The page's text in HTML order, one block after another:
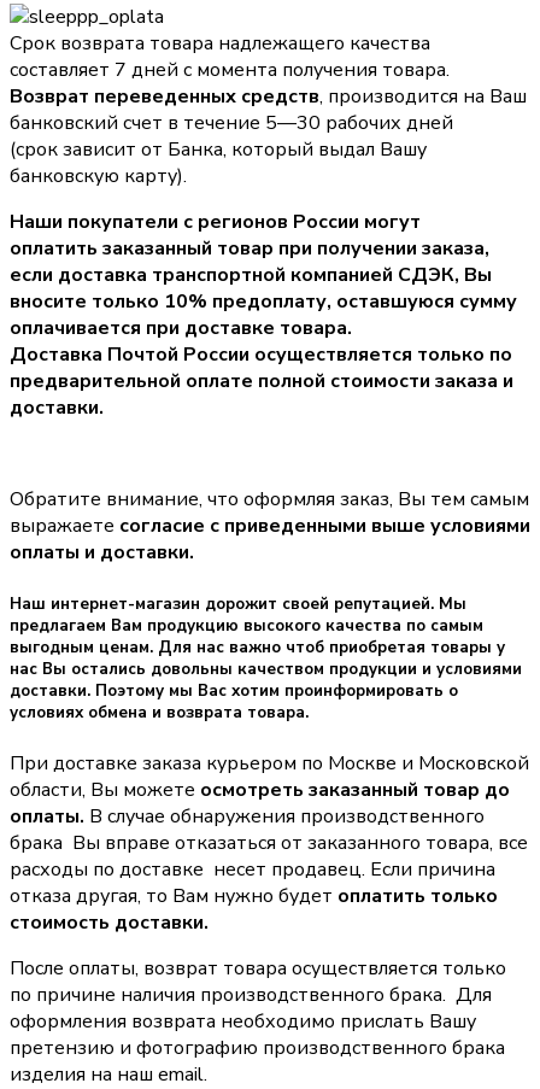
Срок возврата товара надлежащего качества
составляет 7 дней с момента получения товара.
Возврат переведенных средств, производится на Ваш
банковский счет в течение 5—30 рабочих дней
(срок зависит от Банка, который выдал Вашу
банковскую карту).
Наши покупатели с регионов России могут
оплатить заказанный товар при получении заказа,
если доставка транспортной компанией СДЭК, Вы
вносите только 10% предоплату, оставшуюся сумму
оплачивается при доставке товара.
Доставка Почтой России осуществляется только по
предварительной оплате полной стоимости заказа и
доставки.
Обратите внимание, что оформляя заказ, Вы тем самым
выражаете согласие с приведенными выше условиями
оплаты и доставки.
Наш интернет-магазин дорожит своей репутацией. Мы
предлагаем Вам продукцию высокого качества по самым
выгодным ценам. Для нас важно чтоб приобретая товары у
нас Вы остались довольны качеством продукции и условиями
доставки. Поэтому мы Вас хотим проинформировать о
условиях обмена и возврата товара.
При доставке заказа курьером по Москве и Московской
области, Вы можете осмотреть заказанный товар до
оплаты. В случае обнаружения производственного
брака Вы вправе отказаться от заказанного товара, все
расходы по доставке несет продавец. Если причина
отказа другая, то Вам нужно будет оплатить только
стоимость доставки.
После оплаты, возврат товара осуществляется только
по причине наличия производственного брака. Для
оформления возврата необходимо прислать Вашу
претензию и фотографию производственного брака
изделия на наш email.